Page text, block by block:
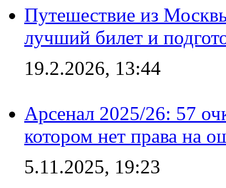
Путешествие из
лучший билет и
19.2.2026, 13:44
Арсенал 2025/26: 57
котором нет права на
5.11.2025, 19:23